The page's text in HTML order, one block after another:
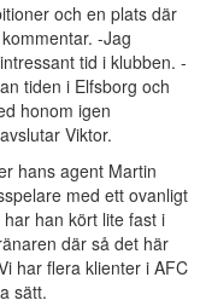
och en plats där
-Jag
tid i klubben. -
tiden i Elfsborg och
honom igen
Viktor.
hans agent Martin
med ett ovanligt
han kört lite fast i
där så det här
har flera klienter i AFC
sätt.